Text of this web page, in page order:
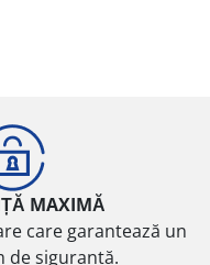
MAXIMĂ
care garantează un
de siguranță.